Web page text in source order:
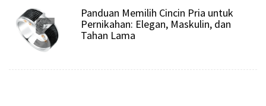
5
Panduan Memilih Cincin Pria untuk
Pernikahan: Elegan, Maskulin, dan
Tahan Lama